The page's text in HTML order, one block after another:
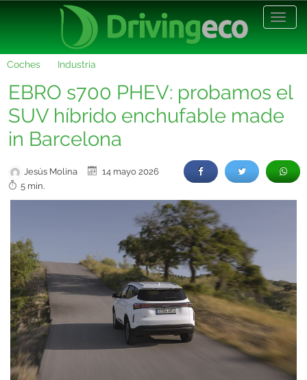
Coches Industria
EBRO s700 PHEV: probamos el
SUV híbrido enchufable made
in Barcelona
Jesús Molina
14 mayo 2026
5 min.